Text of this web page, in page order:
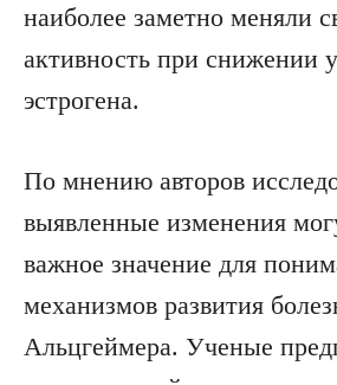
наиболее заметно меняли
активность при снижении
эстрогена.
По мнению авторов
выявленные изменения
важное значение для
механизмов развития
Альцгеймера. Ученые